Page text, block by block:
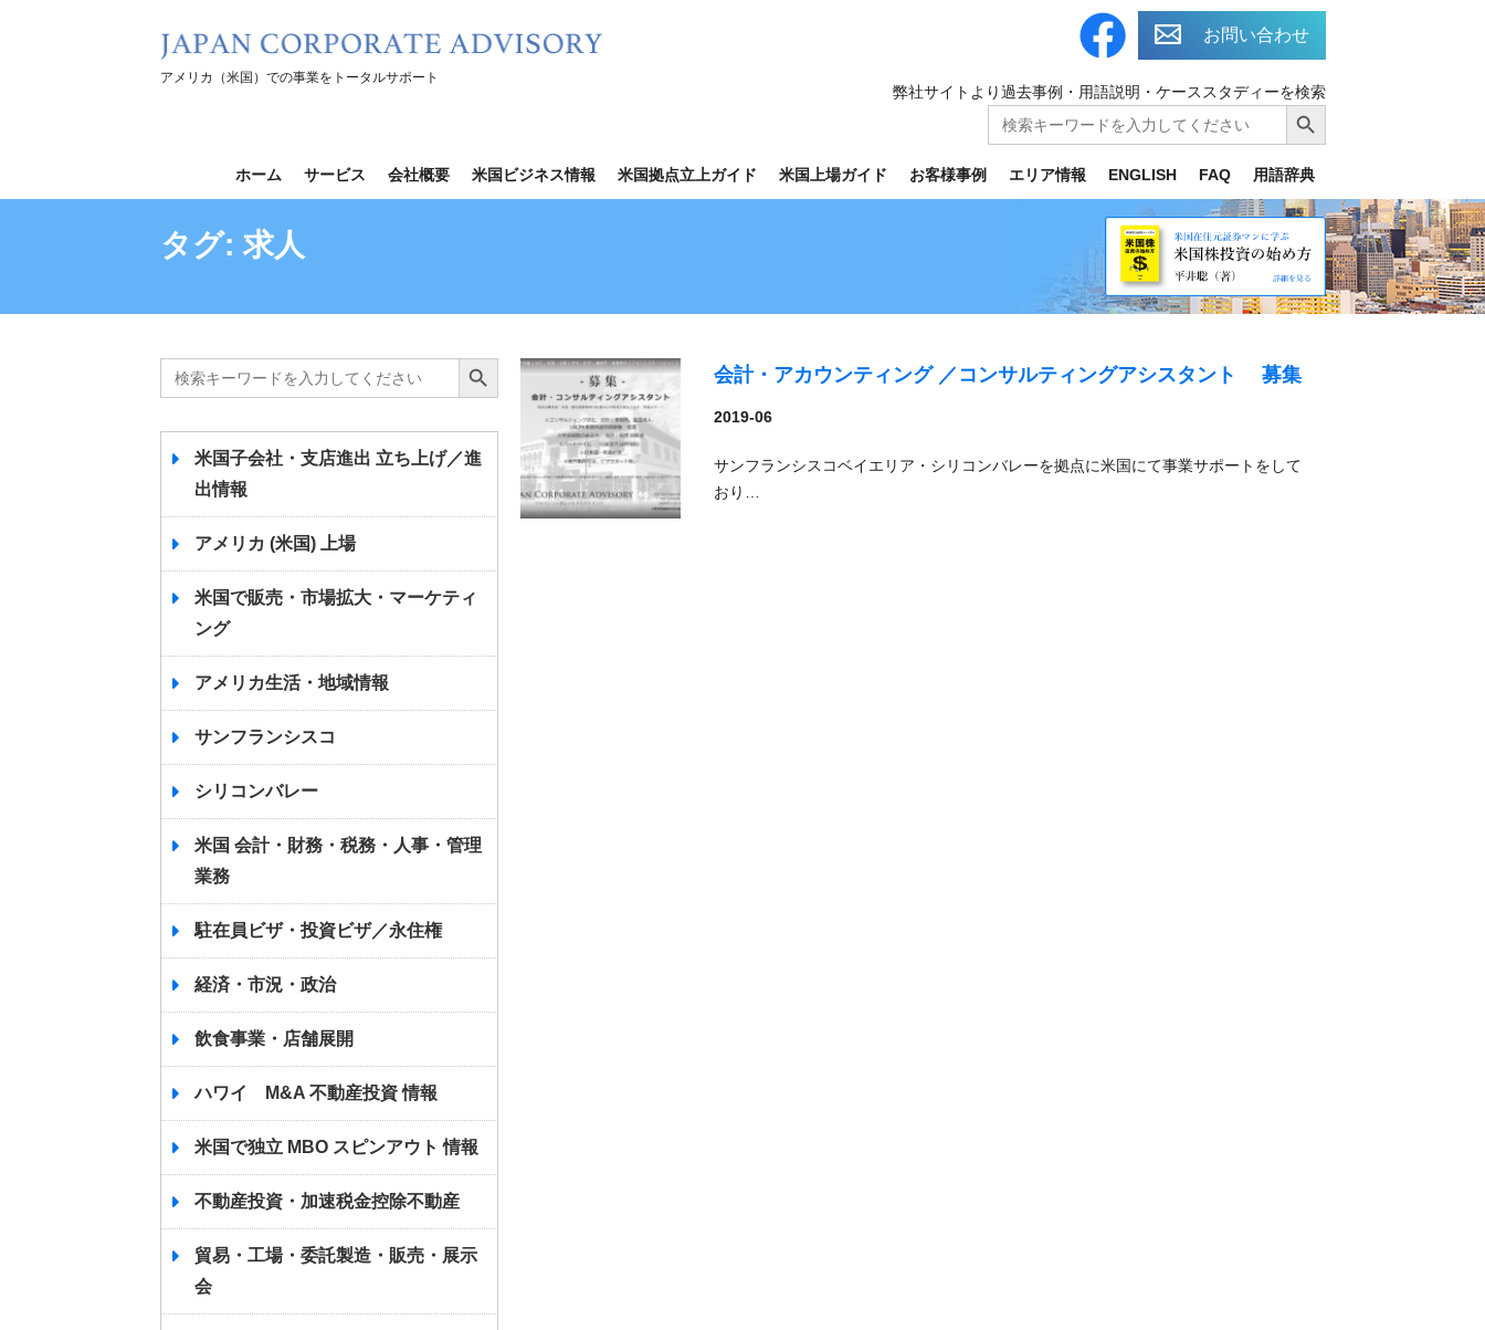
ス
アメリカ（米国）での事業をトータルサポート
お問い合わせ
弊社サイトより過去事例・用語説明・ケーススタディーを検索
Search
for:
Search Button
ホーム サービス 会社概要 米国ビジネス情報 米国拠点立上ガイド 米国上場ガイド お客様事例 エリア情報 ENGLISH FAQ 用語辞典
タグ:求人
会計・アカウンティング ／コンサルティングアシスタント 募集
2019-06
サンフランシスコベイエリア・シリコンバレーを拠点に米国にて事業サポートをして
おり…
Search
for:
Search Button
米国子会社・支店進出 立ち上げ／進
出情報
アメリカ (米国) 上場
米国で販売・市場拡大・マーケティ
ング
アメリカ生活・地域情報
サンフランシスコ
シリコンバレー
米国 会計・財務・税務・人事・管理
業務
駐在員ビザ・投資ビザ／永住権
経済・市況・政治
飲食事業・店舗展開
ハワイ M&A 不動産投資 情報
米国で独立 MBO スピンアウト 情報
不動産投資・加速税金控除不動産
貿易・工場・委託製造・販売・展示
会